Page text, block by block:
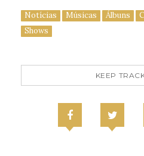
Notícias Músicas Álbuns
Shows
KEEP